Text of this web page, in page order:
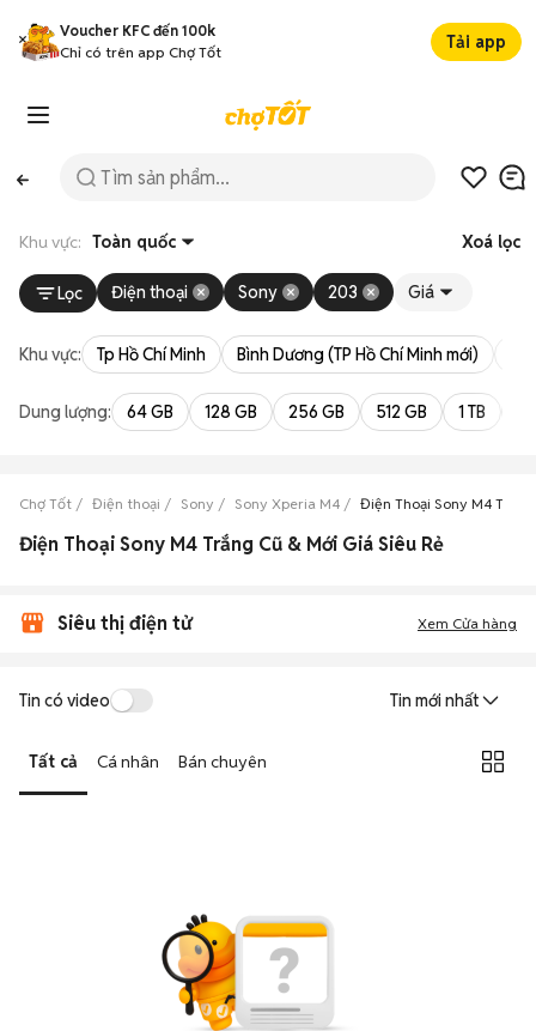
Voucher KFC đến 100k
Chỉ có trên app Chợ Tốt
Tải app
Khu vực: Toàn quốc Xoá lọc
Lọc Điện thoại Sony 203 Giá
Khu vực: Tp Hồ Chí Minh Bình Dương (TP Hồ Chí Minh mới)
Dung lượng: 64 GB 128 GB 256 GB 512 GB 1 TB
Chợ Tốt Điện thoại Sony Sony Xperia M4 Điện Thoại Sony M4 Trắng
Điện Thoại Sony M4 Trắng Cũ & Mới Giá Siêu Rẻ
Siêu thị điện tử Xem Cửa hàng
Tin có video Tin mới nhất
Tất cả Cá nhân Bán chuyên